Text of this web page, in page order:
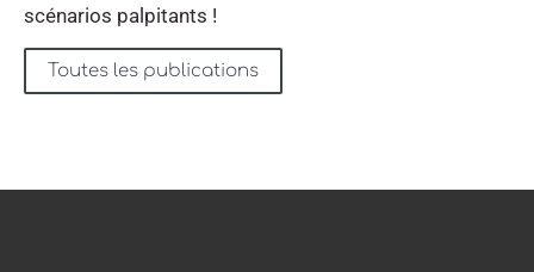
scénarios palpitants !
Toutes les publications